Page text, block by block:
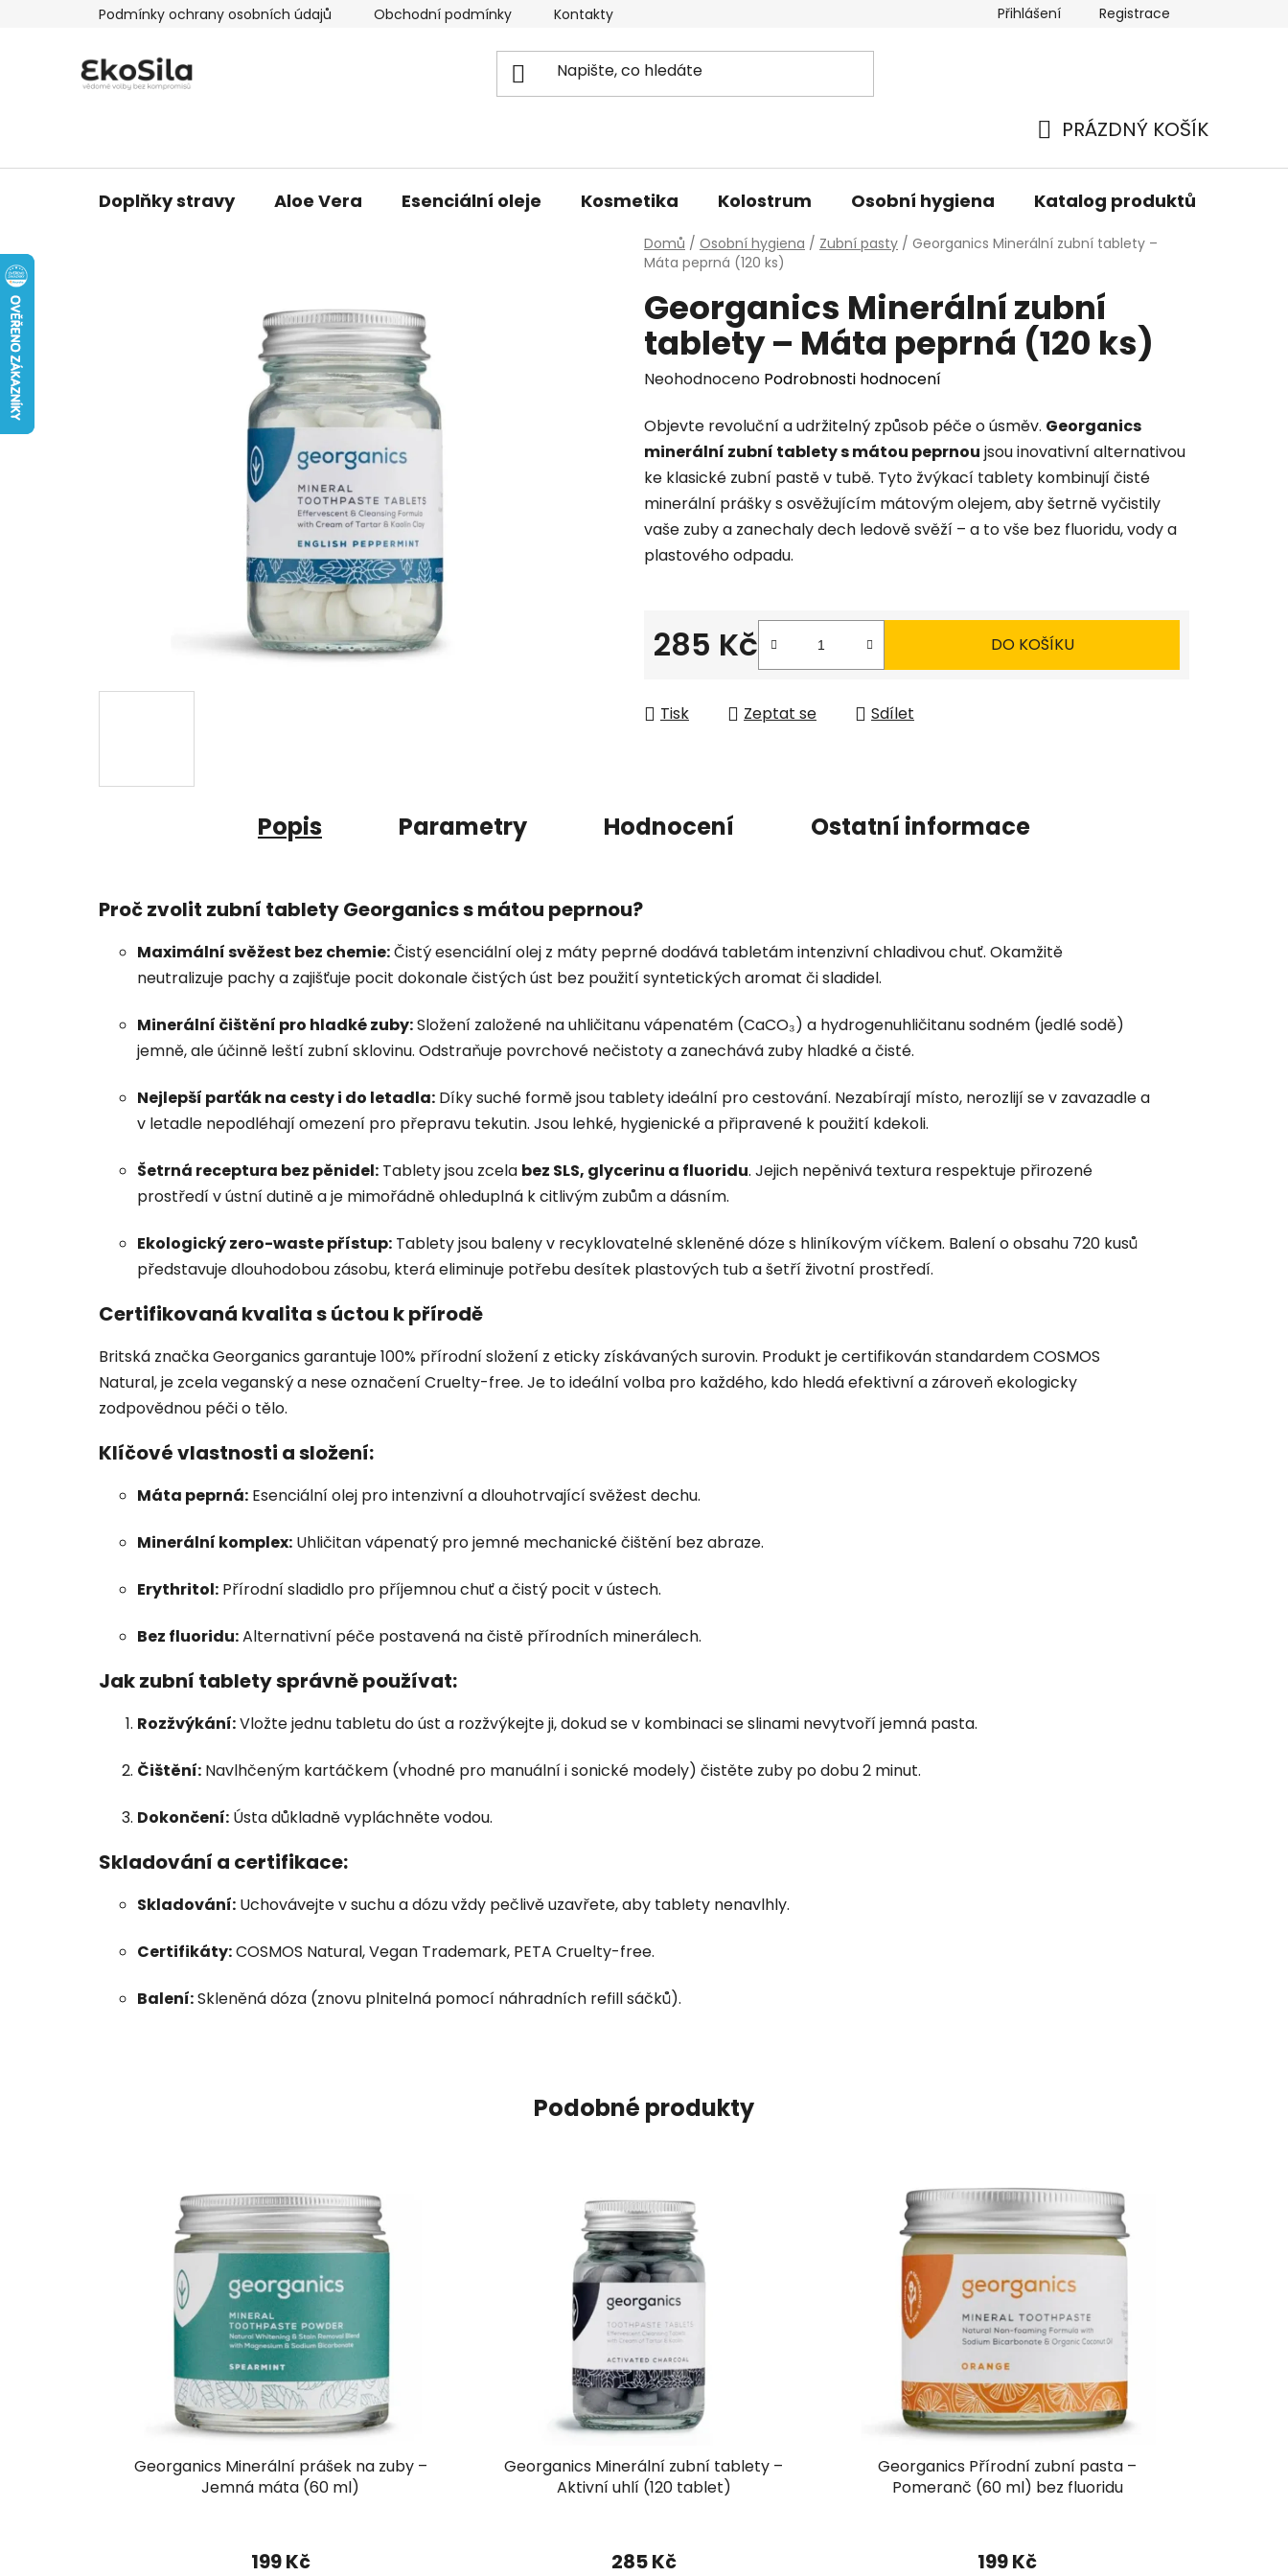
Podmínky ochrany osobních údajů Obchodní podmínky Kontakty Přihlášení Registrace
KOŠÍK
PRÁZDNÝ KOŠÍK
Doplňky stravy Aloe Vera Esenciální oleje Kosmetika Kolostrum Osobní hygiena Katalog produktů
Domů / Osobní hygiena / Zubní pasty / Georganics Minerální zubní tablety –
Máta peprná (120 ks)
Georganics Minerální zubní
tablety – Máta peprná (120 ks)
Průměrné
produktu
je
0,0
z
5
hvězdiček.
Neohodnoceno Podrobnosti hodnocení
Objevte revoluční a udržitelný způsob péče o úsměv. Georganics
minerální zubní tablety s mátou peprnou jsou inovativní alternativou
ke klasické zubní pastě v tubě. Tyto žvýkací tablety kombinují čisté
minerální prášky s osvěžujícím mátovým olejem, aby šetrně vyčistily
vaše zuby a zanechaly dech ledově svěží – a to vše bez fluoridu, vody a
plastového odpadu.
285 Kč DO KOŠÍKU
Tisk Zeptat se Sdílet
Popis Parametry Hodnocení Ostatní informace
Proč zvolit zubní tablety Georganics s mátou peprnou?
Maximální svěžest bez chemie:Čistý esenciální olej z máty peprné dodává tabletám intenzivní chladivou chuť. Okamžitě
neutralizuje pachy a zajišťuje pocit dokonale čistých úst bez použití syntetických aromat či sladidel.
Minerální čištění pro hladké zuby:Složení založené na uhličitanu vápenatém (CaCO₃) a hydrogenuhličitanu sodném (jedlé sodě)
jemně, ale účinně leští zubní sklovinu. Odstraňuje povrchové nečistoty a zanechává zuby hladké a čisté.
Nejlepší parťák na cesty i do letadla: Díky suché formě jsou tablety ideální pro cestování. Nezabírají místo, nerozlijí se v zavazadle a
v letadle nepodléhají omezení pro přepravu tekutin. Jsou lehké, hygienické a připravené k použití kdekoli.
Šetrná receptura bez pěnidel: Tablety jsou zcela bez SLS, glycerinu a fluoridu. Jejich nepěnivá textura respektuje přirozené
prostředí v ústní dutině a je mimořádně ohleduplná k citlivým zubům a dásním.
Ekologický zero-waste přístup: Tablety jsou baleny v recyklovatelné skleněné dóze s hliníkovým víčkem. Balení o obsahu 720 kusů
představuje dlouhodobou zásobu, která eliminuje potřebu desítek plastových tub a šetří životní prostředí.
Certifikovaná kvalita s úctou k přírodě
Britská značka Georganics garantuje 100% přírodní složení z eticky získávaných surovin. Produkt je certifikován standardem COSMOS
Natural, je zcela veganský a nese označení Cruelty-free. Je to ideální volba pro každého, kdo hledá efektivní a zároveň ekologicky
zodpovědnou péči o tělo.
Klíčové vlastnosti a složení:
Máta peprná: Esenciální olej pro intenzivní a dlouhotrvající svěžest dechu.
Minerální komplex: Uhličitan vápenatý pro jemné mechanické čištění bez abraze.
Erythritol: Přírodní sladidlo pro příjemnou chuť a čistý pocit v ústech.
Bez fluoridu:Alternativní péče postavená na čistě přírodních minerálech.
Jak zubní tablety správně používat:
Rozžvýkání:Vložte jednu tabletu do úst a rozžvýkejte ji, dokud se v kombinaci se slinami nevytvoří jemná pasta.
Čištění: Navlhčeným kartáčkem (vhodné pro manuální i sonické modely) čistěte zuby po dobu 2 minut.
Dokončení: Ústa důkladně vypláchněte vodou.
Skladování a certifikace:
Skladování: Uchovávejte v suchu a dózu vždy pečlivě uzavřete, aby tablety nenavlhly.
Certifikáty:COSMOS Natural, Vegan Trademark, PETA Cruelty-free.
Balení:Skleněná dóza (znovu plnitelná pomocí náhradních refill sáčků).
Podobné produkty
Georganics Minerální prášek na zuby –
Jemná máta (60 ml)
199 Kč
Georganics Minerální zubní tablety –
Aktivní uhlí (120 tablet)
285 Kč
Georganics Přírodní zubní pasta –
Pomeranč (60 ml) bez fluoridu
199 Kč